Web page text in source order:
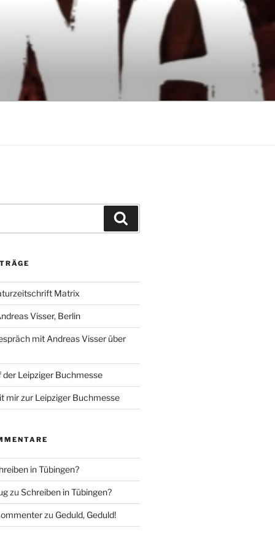
Matrix
Visser, Berlin
mit Andreas Visser über
Leipziger Buchmesse
mir zur Leipziger Buchmesse
in Tübingen?
zu Schreiben in Tübingen?
zu Geduld, Geduld!